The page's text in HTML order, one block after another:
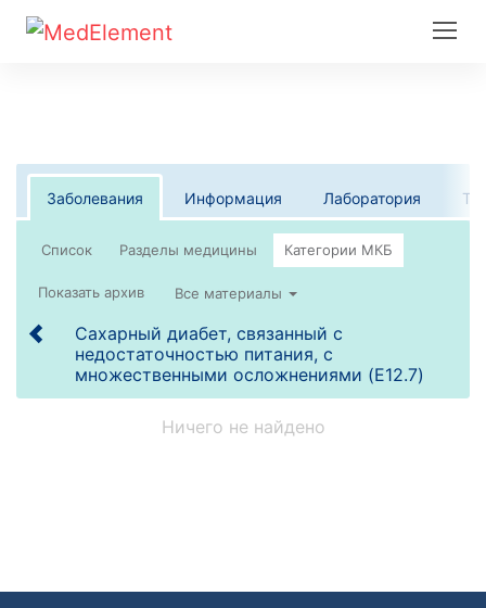
Заболевания Информация Лаборатория
Список
Все материалы
Сахарный диабет, связанный с
недостаточностью питания, с
множественными осложнениями (E12.7)
Ничего не найдено